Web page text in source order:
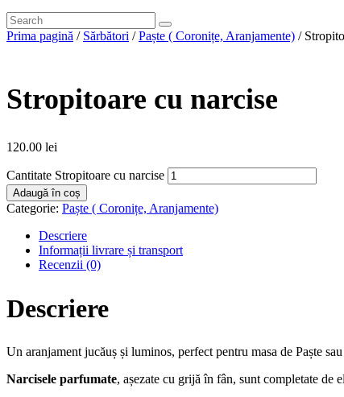
Prima pagină / Sărbători /Paște ( Coronițe, Aranjamente) /
Stropitoare cu narcise
120.00 lei
Cantitate Stropitoare cu narcise
Adaugă în coș
Categorie: Paște ( Coronițe, Aranjamente)
Descriere
Informații livrare și transport
Recenzii (0)
Descriere
Un aranjament jucăuș și luminos, perfect pentru masa de Paște
Narcisele parfumate, așezate cu grijă în fân, sunt completate de